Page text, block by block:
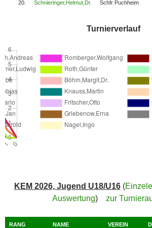
20. Schnieringer,Helmut,Dr. Schfr Puchheim
Turnierverlauf
KEM 2026, Jugend U18/U16(
Auswertung) zur
RANG NAME VEREIN